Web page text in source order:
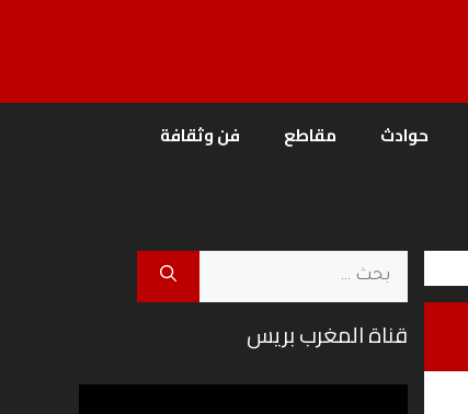
حوادث مقاطع فن وثقافة
البحث
قناة المغرب بريس